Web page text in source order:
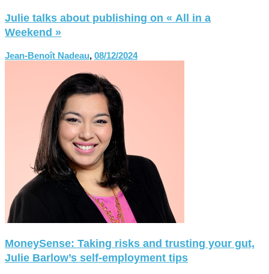
Julie talks about publishing on « All in a
Weekend »
Jean-Benoît Nadeau, 08/12/2024
MoneySense: Taking risks and trusting your gut,
Julie Barlow’s self-employment tips